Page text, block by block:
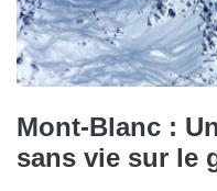
Mont-Blanc :
sans vie sur le